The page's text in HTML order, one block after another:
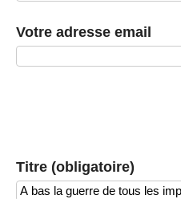
Votre adresse email
Titre (obligatoire)